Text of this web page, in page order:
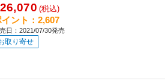
(税込)
イント：2,607
日：2021/07/30発売
取り寄せ